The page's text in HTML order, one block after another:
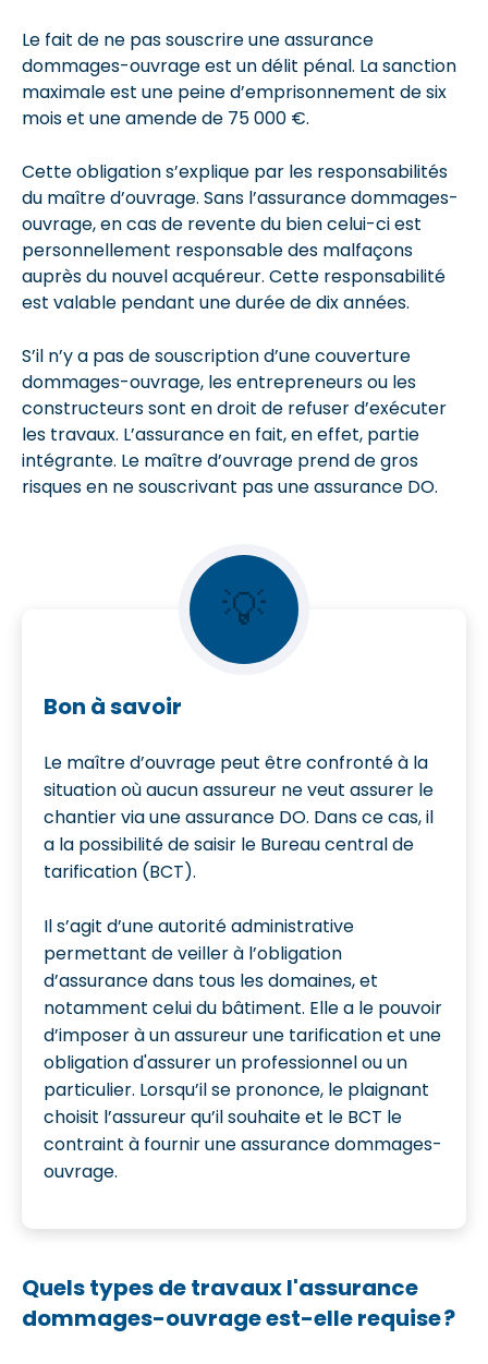
Le fait de ne pas souscrire une assurance
dommages-ouvrage est un délit pénal. La sanction
maximale est une peine d’emprisonnement de six
mois et une amende de 75 000 €.
Cette obligation s’explique par les responsabilités
du maître d’ouvrage. Sans l’assurance dommages-
ouvrage, en cas de revente du bien celui-ci est
personnellement responsable des malfaçons
auprès du nouvel acquéreur. Cette responsabilité
est valable pendant une durée de dix années.
S’il n’y a pas de souscription d’une couverture
dommages-ouvrage, les entrepreneurs ou les
constructeurs sont en droit de refuser d’exécuter
les travaux. L’assurance en fait, en effet, partie
intégrante. Le maître d’ouvrage prend de gros
risques en ne souscrivant pas une assurance DO.
💡
Bon à savoir
Le maître d’ouvrage peut être confronté à la
situation où aucun assureur ne veut assurer le
chantier via une assurance DO. Dans ce cas, il
a la possibilité de saisir le Bureau central de
tarification (BCT).
Il s’agit d’une autorité administrative
permettant de veiller à l’obligation
d’assurance dans tous les domaines, et
notamment celui du bâtiment. Elle a le pouvoir
d’imposer à un assureur une tarification et une
obligation d'assurer un professionnel ou un
particulier. Lorsqu’il se prononce, le plaignant
choisit l’assureur qu’il souhaite et le BCT le
contraint à fournir une assurance dommages-
ouvrage.
Quels types de travaux l'assurance
dommages-ouvrage est-elle requise ?